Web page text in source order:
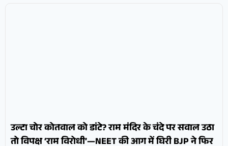
उल्टा चोर कोतवाल को डांटे? राम मंदिर के चंदे पर सवाल उठा
तो विपक्ष ‘राम विरोधी’—NEET की आग में घिरी BJP ने फिर